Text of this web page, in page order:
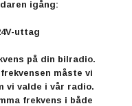
igång:
uttag
på din bilradio.
måste vi
vi valde i vår radio.
frekvens i både